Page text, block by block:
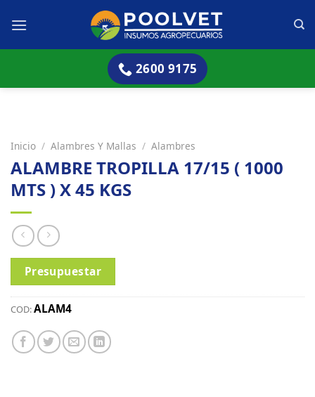
2600 9175
Inicio / Alambres Y Mallas / Alambres
ALAMBRE TROPILLA 17/15 ( 1000
MTS ) X 45 KGS
Presupuestar
COD:ALAM4